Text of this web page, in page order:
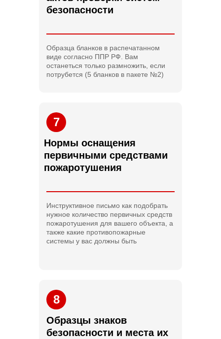
безопасности
Нормы оснащения
первичными средствами
пожаротушения
Образцы знаков
безопасности и места их
Образца бланков в распечатанном
виде согласно ППР РФ. Вам
останеться только размножить, если
потрубется (5 бланков в пакете №2)
Инструктивное письмо как подобрать
нужное количество первичных средств
пожаротушения для вашего объекта, а
также какие противопожарные
системы у вас должны быть
7
8